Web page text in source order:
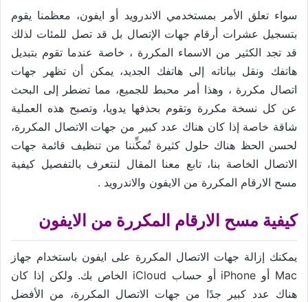
سواء تعلق الأمر بمستخدمي الاندرويد أو ايفون، معظمنا يقوم
بتسجيل عشرات أرقام جهات الإتصال بل قد تصل للمئات لذلك
قد تجد الكثير من الاسماء المكررة ، خاصة عندما تقوم بتبديل
هاتفك ونقل بياناته إلى هاتفك الجديد، يمكن أن تظهر جهات
اتصال مكررة ، وهذا أمر محبط للجميع، مما تضطر إلى البحث
عن كل نسخة مكررة وتقوم بحذفها يدويا، وتصبح هذه العملية
شاقة خاصة إذا كان هناك عدد كبير من جهات الاتصال المكررة،
لحسن الحظ هناك حلول كثيرة تُمكِّننا من تنظيف قائمة جهات
الاتصال الخاصة بنا، تابع معنا المقال لنتعرف بالتفصيل كيفية
مسح الارقام المكررة من الايفون والاندرويد .
كيفية مسح الارقام المكررة من الايفون
يمكنك إزالة جهات الاتصال المكررة على ايفون باستخدام جهاز
Mac أو iPhone أو حساب iCloud الخاص بك. ولكن إذا كان
هناك عدد كبير جدًا من جهات الاتصال المكررة، من الأفضل